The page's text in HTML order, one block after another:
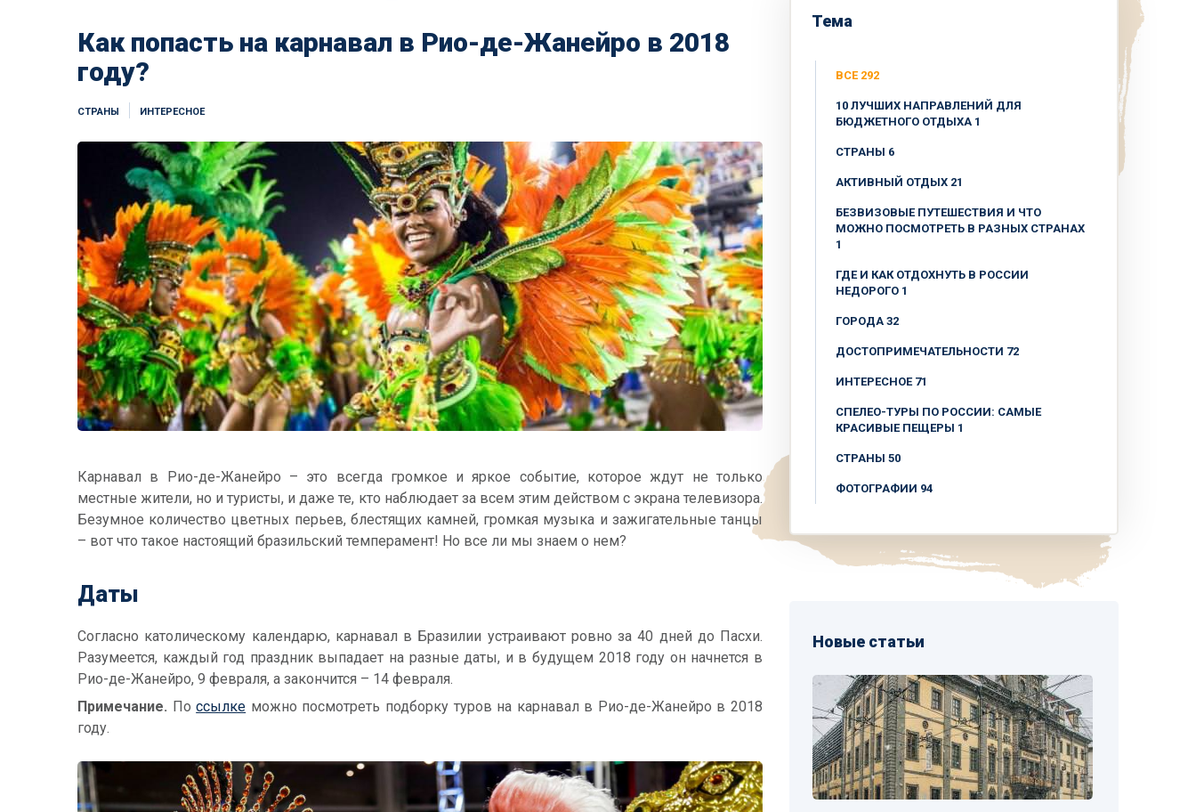
Как попасть на карнавал в Рио-де-Жанейро в 2018
году?
СТРАНЫ ИНТЕРЕСНОЕ
Карнавал в Рио-де-Жанейро – это всегда громкое и яркое событие, которое ждут не только
местные жители, но и туристы, и даже те, кто наблюдает за всем этим действом с экрана телевизора.
Безумное количество цветных перьев, блестящих камней, громкая музыка и зажигательные танцы
– вот что такое настоящий бразильский темперамент! Но все ли мы знаем о нем?
Даты
Согласно католическому календарю, карнавал в Бразилии устраивают ровно за 40 дней до Пасхи.
Разумеется, каждый год праздник выпадает на разные даты, и в будущем 2018 году он начнется в
Рио-де-Жанейро, 9 февраля, а закончится – 14 февраля.
Примечание. Поссылке можно посмотреть подборку туров на карнавал в Рио-де-Жанейро в 2018
году.
Тема
ВСЕ 292
10 ЛУЧШИХ НАПРАВЛЕНИЙ ДЛЯ
БЮДЖЕТНОГО ОТДЫХА 1
CТРАНЫ 6
АКТИВНЫЙ ОТДЫХ 21
БЕЗВИЗОВЫЕ ПУТЕШЕСТВИЯ И ЧТО
МОЖНО ПОСМОТРЕТЬ В РАЗНЫХ СТРАНАХ
1
ГДЕ И КАК ОТДОХНУТЬ В РОССИИ
НЕДОРОГО 1
ГОРОДА 32
ДОСТОПРИМЕЧАТЕЛЬНОСТИ 72
ИНТЕРЕСНОЕ 71
СПЕЛЕО-ТУРЫ ПО РОССИИ: САМЫЕ
КРАСИВЫЕ ПЕЩЕРЫ 1
СТРАНЫ 50
ФОТОГРАФИИ 94
Новые статьи